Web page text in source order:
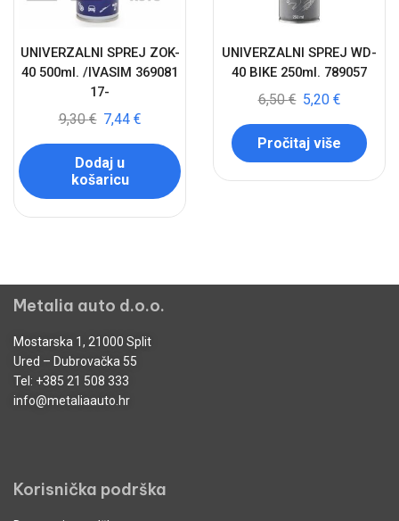
UNIVERZALNI SPREJ ZOK-
40 500ml. /IVASIM 369081
17-
9,30€ 7,44 €
Dodaj u
košaricu
UNIVERZALNI SPREJ WD-
40 BIKE 250ml. 789057
6,50€ 5,20 €
Pročitaj više
Metalia auto d.o.o.
Mostarska 1, 21000 Split
Ured – Dubrovačka 55
Tel: +385 21 508 333
info@metaliaauto.hr
Korisnička podrška